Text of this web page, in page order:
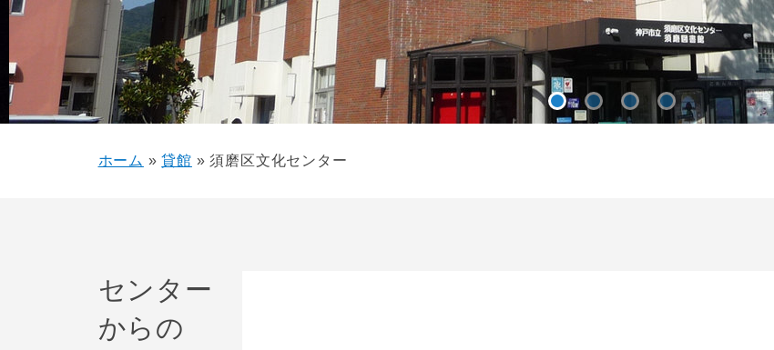
ホーム »貸館 »須磨区文化センター
センター
からの